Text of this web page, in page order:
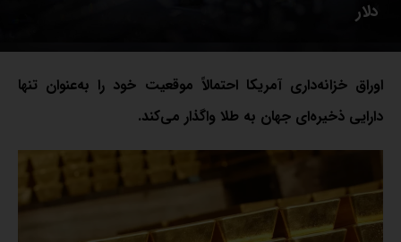
دلار
اوراق خزانه‌داری آمریکا احتمالاً موقعیت خود را به‌عنوان تنها
دارایی ذخیره‌ای جهان به طلا واگذار می‌کند.